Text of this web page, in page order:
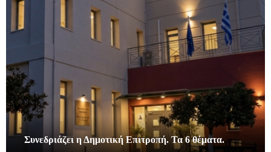
Συνεδριάζει η Δημοτική Επιτροπή. Τα 6 θέματα.